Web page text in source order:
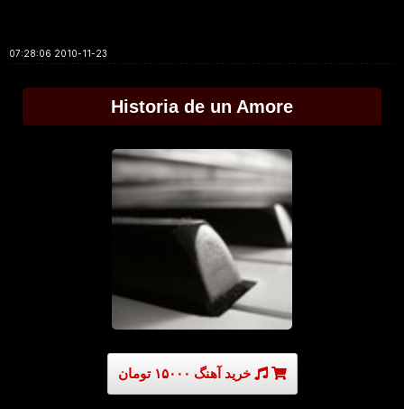
2010-11-23 07:28:06
Historia de un Amore
خرید آهنگ ۱۵۰۰۰ تومان